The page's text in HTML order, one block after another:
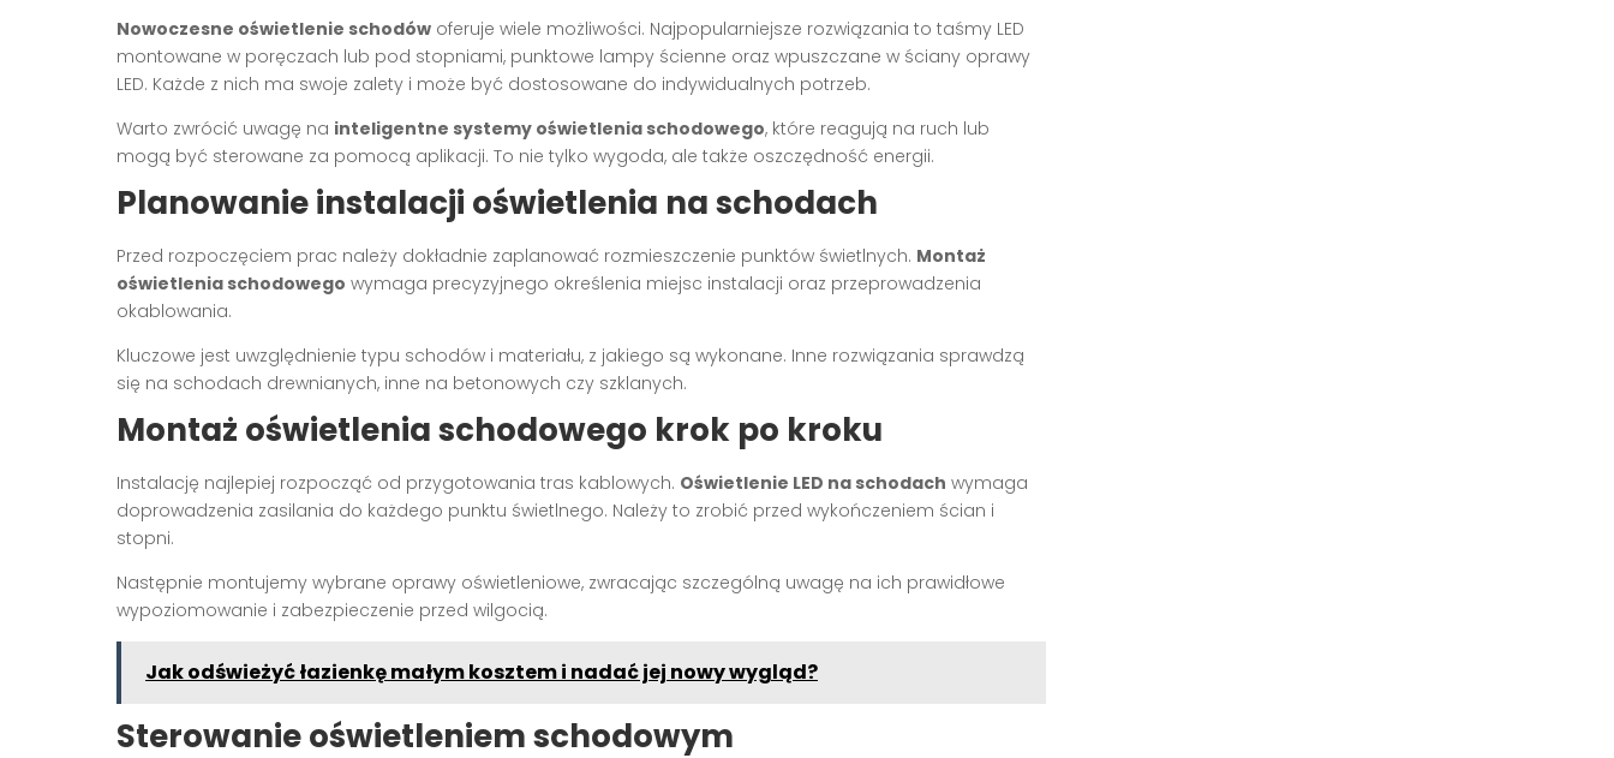
Nowoczesne oświetlenie schodów oferuje wiele możliwości. Najpopularniejsze rozwiązania to taśmy LED
montowane w poręczach lub pod stopniami, punktowe lampy ścienne oraz wpuszczane w ściany oprawy
LED. Każde z nich ma swoje zalety i może być dostosowane do indywidualnych potrzeb.
Warto zwrócić uwagę na inteligentne systemy oświetlenia schodowego, które reagują na ruch lub
mogą być sterowane za pomocą aplikacji. To nie tylko wygoda, ale także oszczędność energii.
Planowanie instalacji oświetlenia na schodach
Przed rozpoczęciem prac należy dokładnie zaplanować rozmieszczenie punktów świetlnych. Montaż
oświetlenia schodowego wymaga precyzyjnego określenia miejsc instalacji oraz przeprowadzenia
okablowania.
Kluczowe jest uwzględnienie typu schodów i materiału, z jakiego są wykonane. Inne rozwiązania sprawdzą
się na schodach drewnianych, inne na betonowych czy szklanych.
Montaż oświetlenia schodowego krok po kroku
Instalację najlepiej rozpocząć od przygotowania tras kablowych. Oświetlenie LED na schodach wymaga
doprowadzenia zasilania do każdego punktu świetlnego. Należy to zrobić przed wykończeniem ścian i
stopni.
Następnie montujemy wybrane oprawy oświetleniowe, zwracając szczególną uwagę na ich prawidłowe
wypoziomowanie i zabezpieczenie przed wilgocią.
Jak odświeżyć łazienkę małym kosztem i nadać jej nowy wygląd?
Sterowanie oświetleniem schodowym